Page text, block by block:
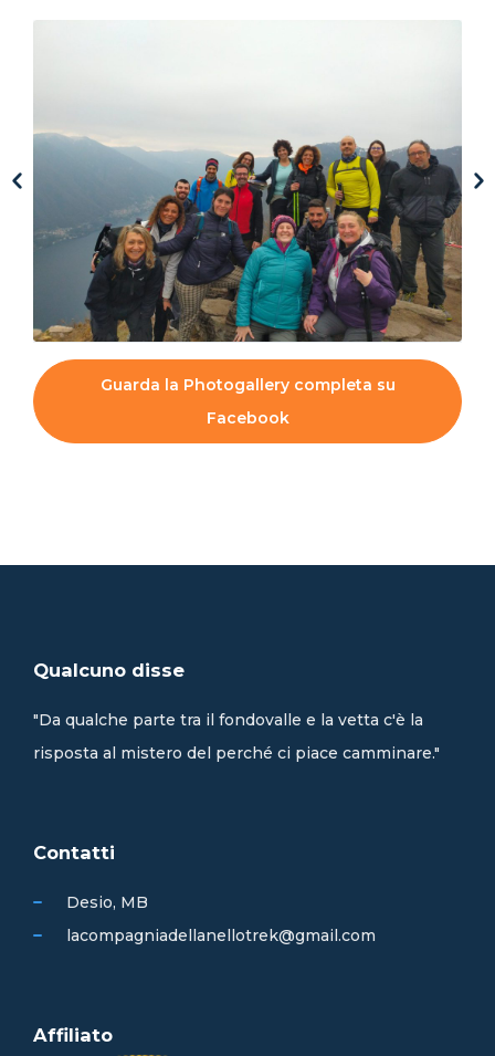
Guarda la Photogallery completa su
Facebook
Qualcuno disse
"Da qualche parte tra il fondovalle e la vetta c'è la
risposta al mistero del perché ci piace camminare."
Contatti
Desio, MB
lacompagniadellanellotrek@gmail.com
Affiliato